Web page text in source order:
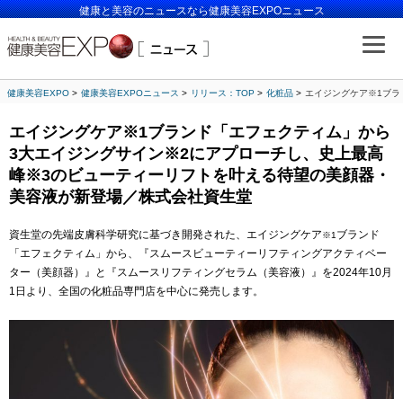
健康と美容のニュースなら健康美容EXPOニュース
健康美容EXPO 健康美容EXPOニュース リリース：TOP 化粧品 エイジングケア※1ブラ
エイジングケア※1ブランド「エフェクティム」から
3大エイジングサイン※2にアプローチし、史上最高
峰※3のビューティーリフトを叶える待望の美顔器・
美容液が新登場／株式会社資生堂
資生堂の先端皮膚科学研究に基づき開発された、エイジングケア※1 ブランド
「エフェクティム」から、『スムースビューティーリフティングアクティベー
ター（美顔器）』と『スムースリフティングセラム（美容液）』を2024年10月
1日より、全国の化粧品専門店を中心に発売します。